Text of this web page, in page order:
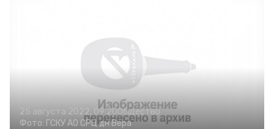
25 августа 2022, 09:20Общество
Фото: ГСКУ АО СРЦ дн Вера